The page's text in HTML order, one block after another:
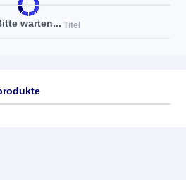
warten... Titel